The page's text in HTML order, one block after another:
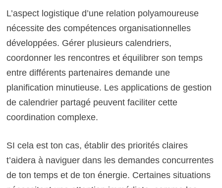
L’aspect logistique d’une relation polyamoureuse
nécessite des compétences organisationnelles
développées. Gérer plusieurs calendriers,
coordonner les rencontres et équilibrer son temps
entre différents partenaires demande une
planification minutieuse. Les applications de gestion
de calendrier partagé peuvent faciliter cette
coordination complexe.
SI cela est ton cas, établir des priorités claires
t’aidera à naviguer dans les demandes concurrentes
de ton temps et de ton énergie. Certaines situations